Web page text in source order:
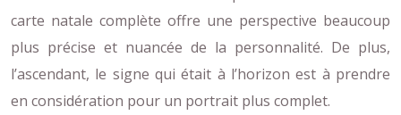
carte natale complète offre une perspective beaucoup
plus précise et nuancée de la personnalité. De plus,
l’ascendant, le signe qui était à l’horizon est à prendre
en considération pour un portrait plus complet.